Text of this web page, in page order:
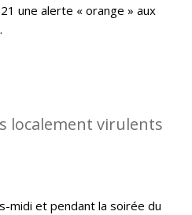
une alerte « orange » aux
localement virulents
midi et pendant la soirée du